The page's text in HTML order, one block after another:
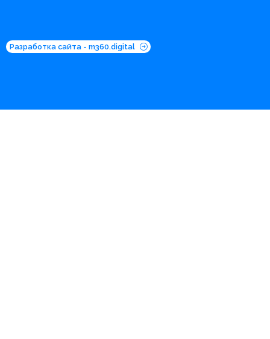
Разработка сайта - m360.digital